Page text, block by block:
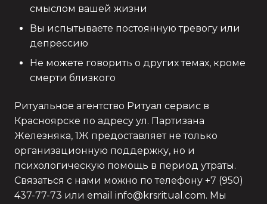
смыслом вашей жизни
Вы испытываете постоянную тревогу или
депрессию
Не можете говорить о других темах, кроме
смерти близкого
Ритуальное агентство Ритуал сервис в
Красноярске по адресу ул. Партизана
Железняка, 1Ж предоставляет не только
организационную поддержку, но и
психологическую помощь в период утраты.
Связаться с нами можно по телефону +7 (950)
437-77-73 или email info@krsritual.com. Мы